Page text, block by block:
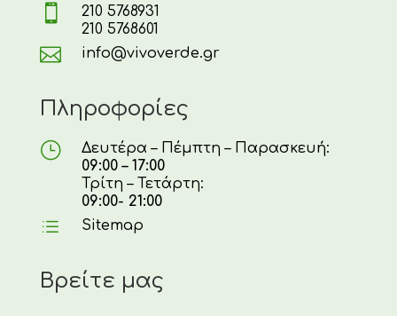

210 5768931
210 5768601
 info@vivoverde.gr
Πληροφορίες
}
Δευτέρα – Πέμπτη – Παρασκευή:
09:00 – 17:00
Τρίτη – Τετάρτη:
09:00- 21:00
d Sitemap
Βρείτε μας